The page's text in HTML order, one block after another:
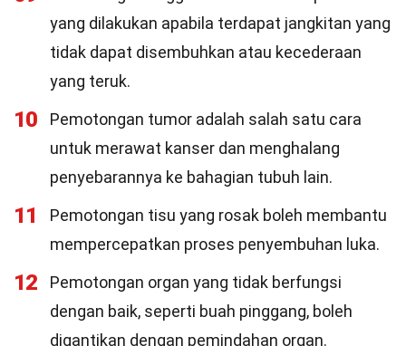
yang dilakukan apabila terdapat jangkitan yang
tidak dapat disembuhkan atau kecederaan
yang teruk.
10
Pemotongan tumor adalah salah satu cara
untuk merawat kanser dan menghalang
penyebarannya ke bahagian tubuh lain.
11
Pemotongan tisu yang rosak boleh membantu
mempercepatkan proses penyembuhan luka.
12
Pemotongan organ yang tidak berfungsi
dengan baik, seperti buah pinggang, boleh
digantikan dengan pemindahan organ.